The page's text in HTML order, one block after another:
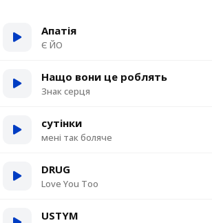
Апатія
Є ЙО
Нащо вони це роблять
Знак серця
сутінки
мені так боляче
DRUG
Love You Too
USTYM